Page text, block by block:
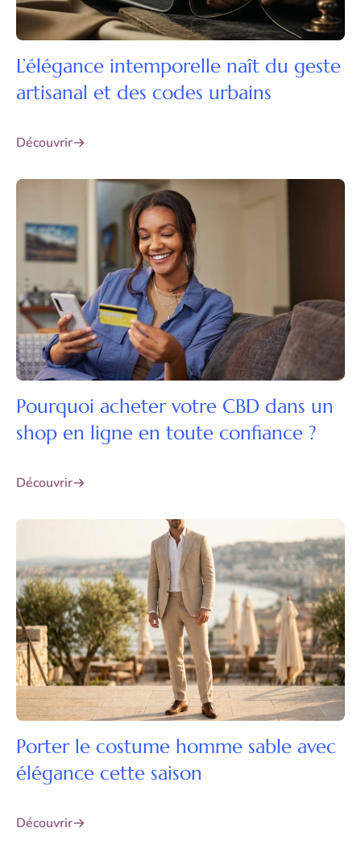
L’élégance intemporelle naît du geste
artisanal et des codes urbains
Découvrir
Pourquoi acheter votre CBD dans un
shop en ligne en toute confiance ?
Découvrir
Porter le costume homme sable avec
élégance cette saison
Découvrir